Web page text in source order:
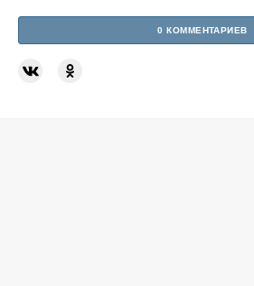
0 КОММЕНТАРИЕВ